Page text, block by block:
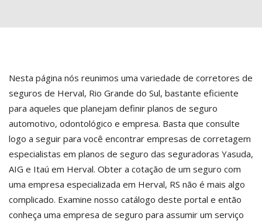
Nesta página nós reunimos uma variedade de corretores de
seguros de Herval, Rio Grande do Sul, bastante eficiente
para aqueles que planejam definir planos de seguro
automotivo, odontológico e empresa. Basta que consulte
logo a seguir para você encontrar empresas de corretagem
especialistas em planos de seguro das seguradoras Yasuda,
AIG e Itaú em Herval. Obter a cotação de um seguro com
uma empresa especializada em Herval, RS não é mais algo
complicado. Examine nosso catálogo deste portal e então
conheça uma empresa de seguro para assumir um serviço